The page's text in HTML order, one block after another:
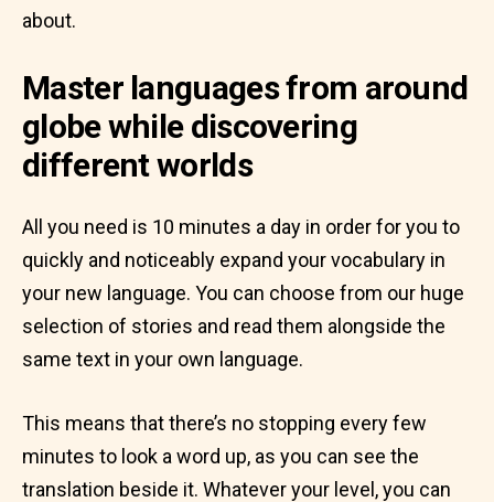
about.
Master languages from around
globe while discovering
different worlds
All you need is 10 minutes a day in order for you to
quickly and noticeably expand your vocabulary in
your new language. You can choose from our huge
selection of stories and read them alongside the
same text in your own language.
This means that there’s no stopping every few
minutes to look a word up, as you can see the
translation beside it. Whatever your level, you can